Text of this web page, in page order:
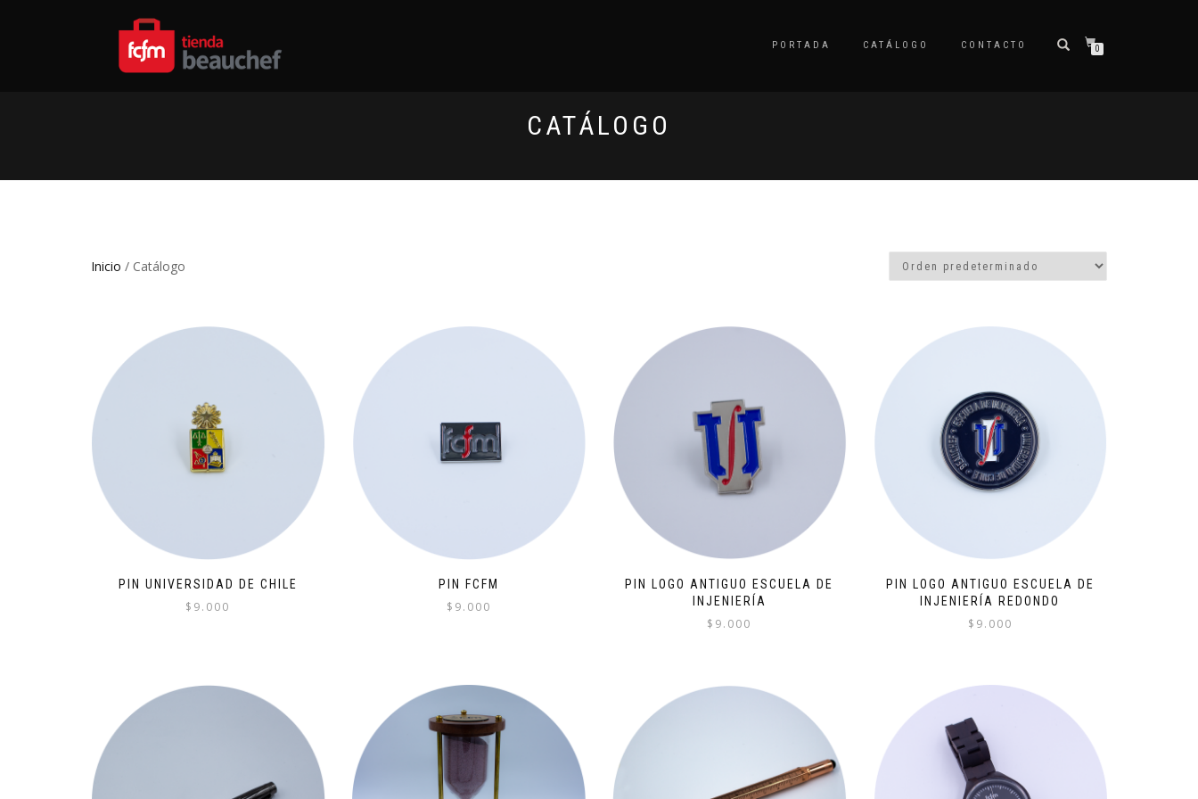
PORTADA CATÁLOGO CONTACTO 0
CATÁLOGO
Inicio / Catálogo
PIN UNIVERSIDAD DE CHILE
$ 9.000
PIN FCFM
$ 9.000
PIN LOGO ANTIGUO ESCUELA DE
INJENIERÍA
$ 9.000
PIN LOGO ANTIGUO ESCUELA DE
INJENIERÍA REDONDO
$ 9.000
múltiples
variantes.